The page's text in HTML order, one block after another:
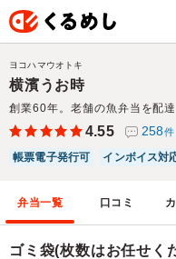
横濱うお時
創業60年。老舗の魚弁当を配達
ヨコハマウオトキ
4.55 258件
帳票電子発行可
インボイス対
弁当一覧 口コミ
ゴミ袋(枚数はお任せく